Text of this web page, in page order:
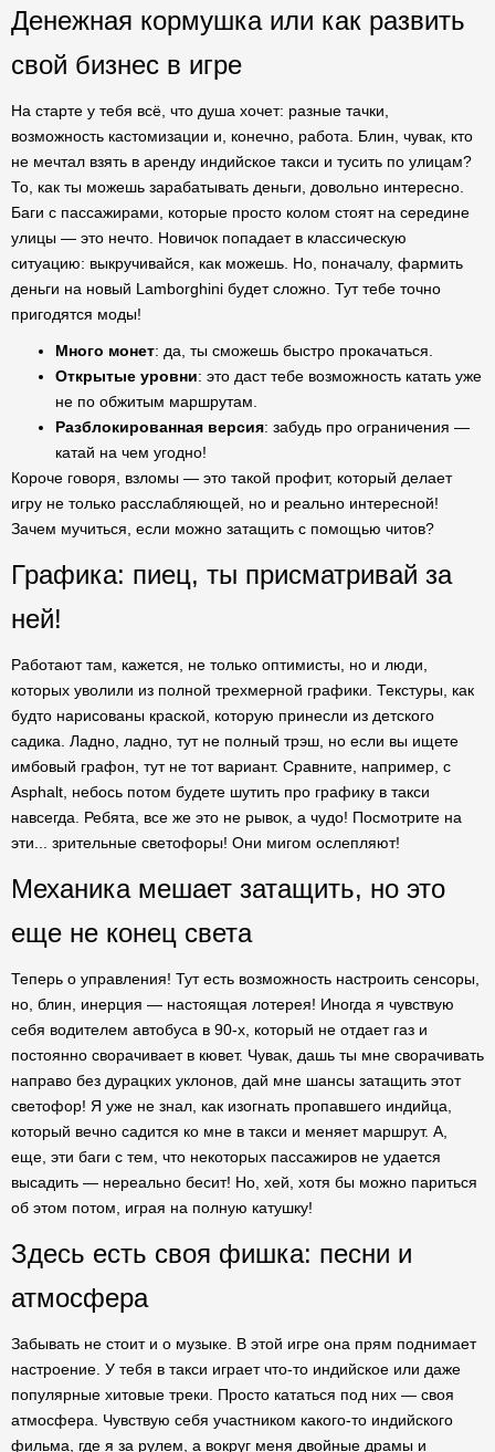
Денежная кормушка или как развить
свой бизнес в игре
На старте у тебя всё, что душа хочет: разные тачки,
возможность кастомизации и, конечно, работа. Блин, чувак, кто
не мечтал взять в аренду индийское такси и тусить по улицам?
То, как ты можешь зарабатывать деньги, довольно интересно.
Баги с пассажирами, которые просто колом стоят на середине
улицы — это нечто. Новичок попадает в классическую
ситуацию: выкручивайся, как можешь. Но, поначалу, фармить
деньги на новый Lamborghini будет сложно. Тут тебе точно
пригодятся моды!
Много монет: да, ты сможешь быстро прокачаться.
Открытые уровни: это даст тебе возможность катать уже
не по обжитым маршрутам.
Разблокированная версия: забудь про ограничения —
катай на чем угодно!
Короче говоря, взломы — это такой профит, который делает
игру не только расслабляющей, но и реально интересной!
Зачем мучиться, если можно затащить с помощью читов?
Графика: пиец, ты присматривай за
ней!
Работают там, кажется, не только оптимисты, но и люди,
которых уволили из полной трехмерной графики. Текстуры, как
будто нарисованы краской, которую принесли из детского
садика. Ладно, ладно, тут не полный трэш, но если вы ищете
имбовый графон, тут не тот вариант. Сравните, например, с
Asphalt, небось потом будете шутить про графику в такси
навсегда. Ребята, все же это не рывок, а чудо! Посмотрите на
эти... зрительные светофоры! Они мигом ослепляют!
Механика мешает затащить, но это
еще не конец света
Теперь о управления! Тут есть возможность настроить сенсоры,
но, блин, инерция — настоящая лотерея! Иногда я чувствую
себя водителем автобуса в 90-х, который не отдает газ и
постоянно сворачивает в кювет. Чувак, дашь ты мне сворачивать
направо без дурацких уклонов, дай мне шансы затащить этот
светофор! Я уже не знал, как изогнать пропавшего индийца,
который вечно садится ко мне в такси и меняет маршрут. А,
еще, эти баги с тем, что некоторых пассажиров не удается
высадить — нереально бесит! Но, хей, хотя бы можно париться
об этом потом, играя на полную катушку!
Здесь есть своя фишка: песни и
атмосфера
Забывать не стоит и о музыке. В этой игре она прям поднимает
настроение. У тебя в такси играет что-то индийское или даже
популярные хитовые треки. Просто кататься под них — своя
атмосфера. Чувствую себя участником какого-то индийского
фильма, где я за рулем, а вокруг меня двойные драмы и